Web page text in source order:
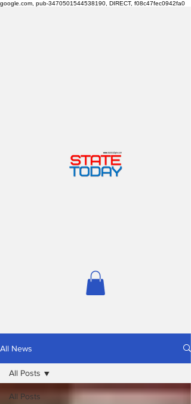
google.com, pub-3470501544538190, DIRECT, f08c47fec0942fa0
All News
All Posts
All Posts